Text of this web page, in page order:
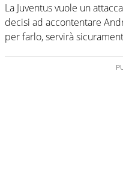
La Juventus vuole un
decisi ad accontentare
per farlo, servirà